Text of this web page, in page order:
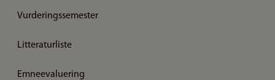
Vurderingssemester
Litteraturliste
Emneevaluering